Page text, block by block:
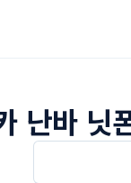
난바 닛